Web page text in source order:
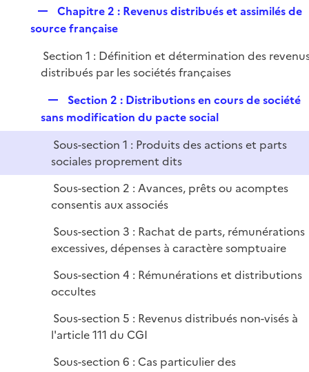
r i
r
e
l
i
Chapitre 2 : Revenus distribués et assimilés de
source française
Section 1 : Définition et détermination des
distribués par les sociétés françaises
e
p
l
i
Section 2 : Distributions en cours de société
sans modification du pacte social
Sous-section 1 : Produits des actions et parts
sociales proprement dits
Sous-section 2 : Avances, prêts ou acomptes
consentis aux associés
Sous-section 3 : Rachat de parts, rémunérations
excessives, dépenses à caractère somptuaire
Sous-section 4 : Rémunérations et distributions
occultes
Sous-section 5 : Revenus distribués non-visés à
l'article 111 du CGI
Sous-section 6 : Cas particulier des